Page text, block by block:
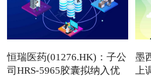
恒瑞医药(01276.HK)：子公
司HRS-5965胶囊拟纳入优
墨
上